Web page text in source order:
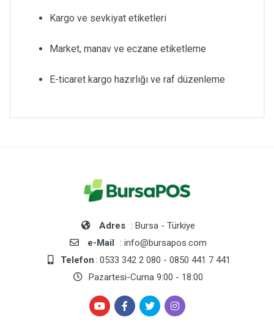
Kargo ve sevkiyat etiketleri
Market, manav ve eczane etiketleme
E-ticaret kargo hazırlığı ve raf düzenleme
Adres : Bursa - Türkiye
e-Mail : info@bursapos.com
Telefon: 0533 342 2 080 - 0850 441 7 441
Pazartesi-Cuma 9:00 - 18:00